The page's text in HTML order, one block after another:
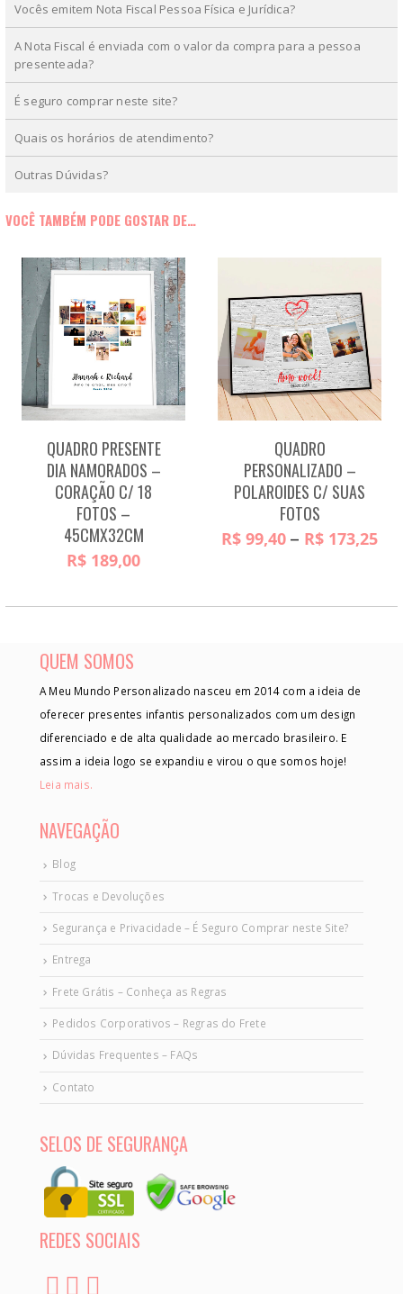
Vocês emitem Nota Fiscal Pessoa Física e Jurídica?
A Nota Fiscal é enviada com o valor da compra para a pessoa
presenteada?
É seguro comprar neste site?
Quais os horários de atendimento?
Outras Dúvidas?
VOCÊ TAMBÉM PODE GOSTAR DE…
QUADRO PRESENTE
DIA NAMORADOS –
CORAÇÃO C/ 18
FOTOS –
45CMX32CM
R$189,00
QUADRO
PERSONALIZADO –
POLAROIDES C/ SUAS
FOTOS
R$99,40 – R$173,25
QUEM SOMOS
A Meu Mundo Personalizado nasceu em 2014 com a ideia de
oferecer presentes infantis personalizados com um design
diferenciado e de alta qualidade ao mercado brasileiro. E
assim a ideia logo se expandiu e virou o que somos hoje!
Leia mais.
NAVEGAÇÃO
Blog
Trocas e Devoluções
Segurança e Privacidade – É Seguro Comprar neste Site?
Entrega
Frete Grátis – Conheça as Regras
Pedidos Corporativos – Regras do Frete
Dúvidas Frequentes – FAQs
Contato
SELOS DE SEGURANÇA
REDES SOCIAIS